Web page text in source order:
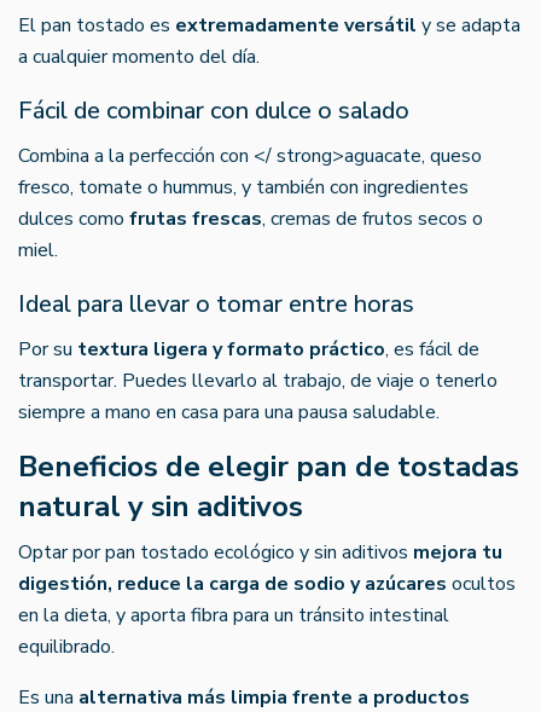
El pan tostado es extremadamente versátil y se adapta
a cualquier momento del día.
Fácil de combinar con dulce o salado
Combina a la perfección con </ strong>aguacate, queso
fresco, tomate o hummus, y también con ingredientes
dulces como frutas frescas, cremas de frutos secos o
miel.
Ideal para llevar o tomar entre horas
Por su textura ligera y formato práctico, es fácil de
transportar. Puedes llevarlo al trabajo, de viaje o tenerlo
siempre a mano en casa para una pausa saludable.
Beneficios de elegir pan de tostadas
natural y sin aditivos
Optar por pan tostado ecológico y sin aditivos mejora tu
digestión, reduce la carga de sodio y azúcares ocultos
en la dieta, y aporta fibra para un tránsito intestinal
equilibrado.
Es una alternativa más limpia frente a productos